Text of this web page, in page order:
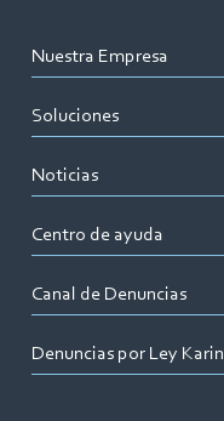
Nuestra Empresa
Soluciones
Noticias
Centro de ayuda
Canal de Denuncias
Denuncias por Ley Karin